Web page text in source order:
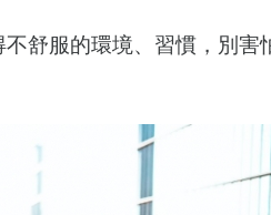
舒服的環境、習慣，別害